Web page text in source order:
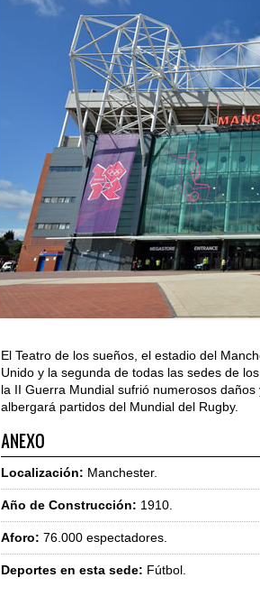
El Teatro de los sueños, el estadio del
Unido y la segunda de todas las sedes de
la II Guerra Mundial sufrió numerosos
albergará partidos del Mundial del Rugby.
ANEXO
Localización: Manchester.
Año de Construcción: 1910.
Aforo: 76.000 espectadores.
Deportes en esta sede: Fútbol.